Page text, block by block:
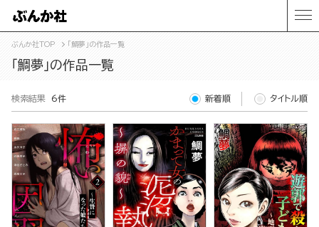
ぶんか社TOP 「鯛夢」の作品一覧
「鯛夢」の作品一覧
検索結果 6件 新着順 タイトル順